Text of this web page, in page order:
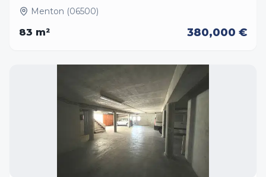
Menton (06500)
83 m² 380,000 €